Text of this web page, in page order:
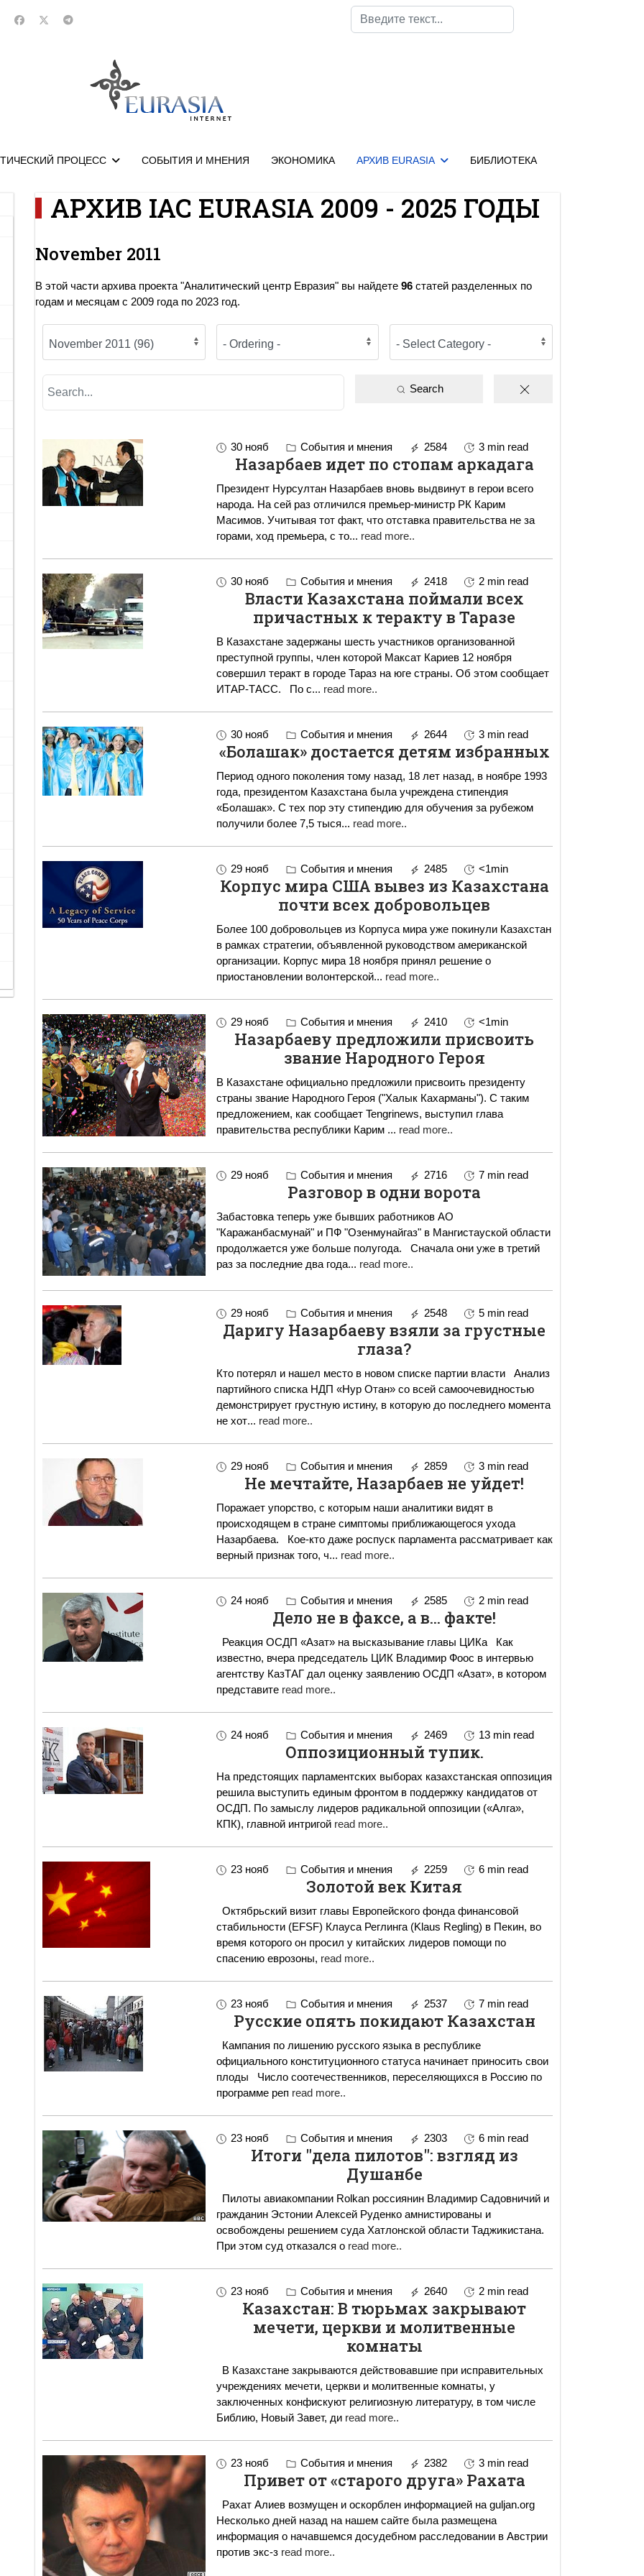
Поиск
ПРОЦЕСС СОБЫТИЯ И МНЕНИЯ ЭКОНОМИКА АРХИВ EURASIA БИБЛИОТЕКА
АРХИВ IAC EURASIA 2009 - 2025 ГОДЫ
November 2011
В этой части архива проекта "Аналитический центр Евразия" вы найдете 96 статей разделенных по
годам и месяцам с 2009 года по 2023 год.
Search
30 нояб События и мнения 2584 3 min read
Назарбаев идет по стопам аркадага
Президент Нурсултан Назарбаев вновь выдвинут в герои всего
народа. На сей раз отличился премьер-министр РК Карим
Масимов. Учитывая тот факт, что отставка правительства не за
горами, ход премьера, с то... read more..
30 нояб События и мнения 2418 2 min read
Власти Казахстана поймали всех
причастных к теракту в Таразе
В Казахстане задержаны шесть участников организованной
преступной группы, член которой Максат Кариев 12 ноября
совершил теракт в городе Тараз на юге страны. Об этом сообщает
ИТАР-ТАСС. По с... read more..
30 нояб События и мнения 2644 3 min read
«Болашак» достается детям избранных
Период одного поколения тому назад, 18 лет назад, в ноябре 1993
года, президентом Казахстана была учреждена стипендия
«Болашак». С тех пор эту стипендию для обучения за рубежом
получили более 7,5 тыся... read more..
29 нояб События и мнения 2485 <1min
Корпус мира США вывез из Казахстана
почти всех добровольцев
Более 100 добровольцев из Корпуса мира уже покинули Казахстан
в рамках стратегии, объявленной руководством американской
организации. Корпус мира 18 ноября принял решение о
приостановлении волонтерской... read more..
29 нояб События и мнения 2410 <1min
Назарбаеву предложили присвоить
звание Народного Героя
В Казахстане официально предложили присвоить президенту
страны звание Народного Героя ("Халык Кахарманы"). С таким
предложением, как сообщает Tengrinews, выступил глава
правительства республики Карим ... read more..
29 нояб События и мнения 2716 7 min read
Разговор в одни ворота
Забастовка теперь уже бывших работников АО
"Каражанбасмунай" и ПФ "Озенмунайгаз" в Мангистауской области
продолжается уже больше полугода. Сначала они уже в третий
раз за последние два года... read more..
29 нояб События и мнения 2548 5 min read
Даригу Назарбаеву взяли за грустные
глаза?
Кто потерял и нашел место в новом списке партии власти Анализ
партийного списка НДП «Нур Отан» со всей самоочевидностью
демонстрирует грустную истину, в которую до последнего момента
не хот... read more..
29 нояб События и мнения 2859 3 min read
Не мечтайте, Назарбаев не уйдет!
Поражает упорство, с которым наши аналитики видят в
происходящем в стране симптомы приближающегося ухода
Назарбаева. Кое-кто даже роспуск парламента рассматривает как
верный признак того, ч... read more..
24 нояб События и мнения 2585 2 min read
Дело не в факсе, а в... факте!
Реакция ОСДП «Азат» на высказывание главы ЦИКа Как
известно, вчера председатель ЦИК Владимир Фоос в интервью
агентству КазТАГ дал оценку заявлению ОСДП «Азат», в котором
представите read more..
24 нояб События и мнения 2469 13 min read
Оппозиционный тупик.
На предстоящих парламентских выборах казахстанская оппозиция
решила выступить единым фронтом в поддержку кандидатов от
ОСДП. По замыслу лидеров радикальной оппозиции («Алга»,
КПК), главной интригой read more..
23 нояб События и мнения 2259 6 min read
Золотой век Китая
Октябрьский визит главы Европейского фонда финансовой
стабильности (EFSF) Клауса Реглинга (Klaus Regling) в Пекин, во
время которого он просил у китайских лидеров помощи по
спасению еврозоны, read more..
23 нояб События и мнения 2537 7 min read
Русские опять покидают Казахстан
Кампания по лишению русского языка в республике
официального конституционного статуса начинает приносить свои
плоды Число соотечественников, переселяющихся в Россию по
программе реп read more..
23 нояб События и мнения 2303 6 min read
Итоги "дела пилотов": взгляд из
Душанбе
Пилоты авиакомпании Rolkan россиянин Владимир Садовничий и
гражданин Эстонии Алексей Руденко амнистированы и
освобождены решением суда Хатлонской области Таджикистана.
При этом суд отказался о read more..
23 нояб События и мнения 2640 2 min read
Казахстан: В тюрьмах закрывают
мечети, церкви и молитвенные
комнаты
В Казахстане закрываются действовавшие при исправительных
учреждениях мечети, церкви и молитвенные комнаты, у
заключенных конфискуют религиозную литературу, в том числе
Библию, Новый Завет, ди read more..
23 нояб События и мнения 2382 3 min read
Привет от «старого друга» Рахата
Рахат Алиев возмущен и оскорблен информацией на guljan.org
Несколько дней назад на нашем сайте была размещена
информация о начавшемся досудебном расследовании в Австрии
против экс-з read more..